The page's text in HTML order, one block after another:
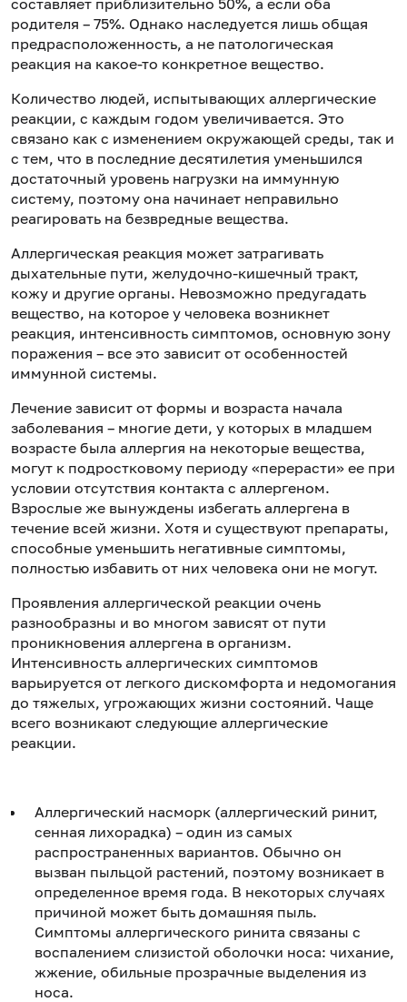
родителя – 75%. Однако наследуется лишь общая
предрасположенность, а не патологическая
реакция на какое-то конкретное вещество.
Количество людей, испытывающих аллергические
реакции, с каждым годом увеличивается. Это
связано как с изменением окружающей среды, так и
с тем, что в последние десятилетия уменьшился
достаточный уровень нагрузки на иммунную
систему, поэтому она начинает неправильно
реагировать на безвредные вещества.
Аллергическая реакция может затрагивать
дыхательные пути, желудочно-кишечный тракт,
кожу и другие органы. Невозможно предугадать
вещество, на которое у человека возникнет
реакция, интенсивность симптомов, основную зону
поражения – все это зависит от особенностей
иммунной системы.
Лечение зависит от формы и возраста начала
заболевания – многие дети, у которых в младшем
возрасте была аллергия на некоторые вещества,
могут к подростковому периоду «перерасти» ее при
условии отсутствия контакта с аллергеном.
Взрослые же вынуждены избегать аллергена в
течение всей жизни. Хотя и существуют препараты,
способные уменьшить негативные симптомы,
полностью избавить от них человека они не могут.
Проявления аллергической реакции очень
разнообразны и во многом зависят от пути
проникновения аллергена в организм.
Интенсивность аллергических симптомов
варьируется от легкого дискомфорта и недомогания
до тяжелых, угрожающих жизни состояний. Чаще
всего возникают следующие аллергические
реакции.
Аллергический насморк (аллергический ринит,
сенная лихорадка) – один из самых
распространенных вариантов. Обычно он
вызван пыльцой растений, поэтому возникает в
определенное время года. В некоторых случаях
причиной может быть домашняя пыль.
Симптомы аллергического ринита связаны с
воспалением слизистой оболочки носа: чихание,
жжение, обильные прозрачные выделения из
носа.